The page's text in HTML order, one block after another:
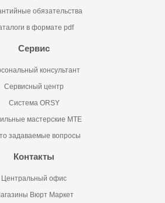
обязательства
в формате pdf
Сервис
консультант
Сервисный центр
Система ORSY
мастерские MTE
задаваемые вопросы
Контакты
Центральный офис
Вюрт Маркет